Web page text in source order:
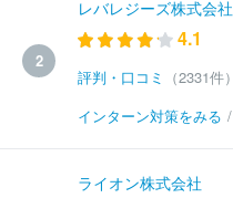
2
レバレジーズ株式会社
4.1
評判・口コミ
（2331件）
インターン対策をみる /
ライオン株式会社